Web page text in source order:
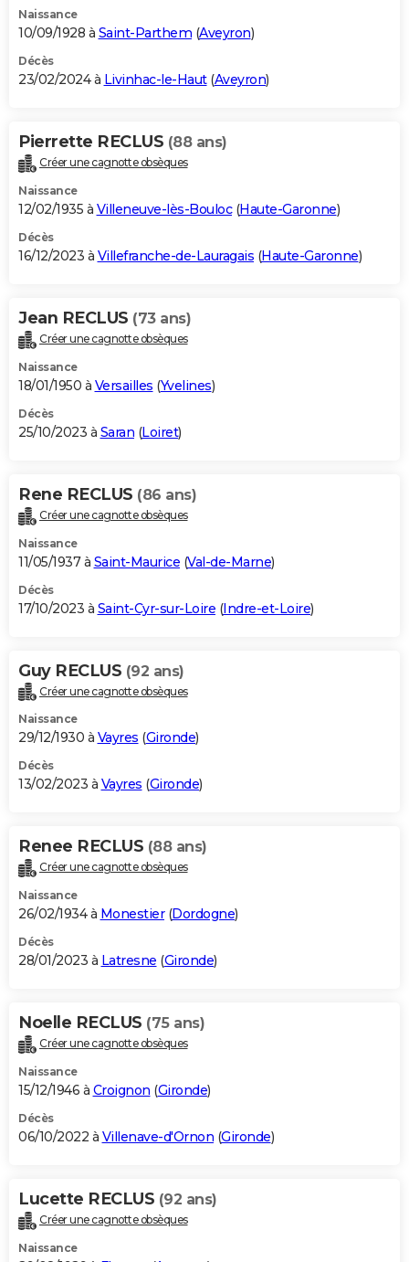
Naissance
10/09/1928 à Saint-Parthem (Aveyron)
Décès
23/02/2024 à Livinhac-le-Haut(Aveyron)
Pierrette RECLUS (88 ans)
Créer une cagnotte obsèques
Naissance
12/02/1935 à Villeneuve-lès-Bouloc(Haute-Garonne)
Décès
16/12/2023 à Villefranche-de-Lauragais (Haute-Garonne)
Jean RECLUS (73 ans)
Créer une cagnotte obsèques
Naissance
18/01/1950 à Versailles (Yvelines)
Décès
25/10/2023 à Saran (Loiret)
Rene RECLUS (86 ans)
Créer une cagnotte obsèques
Naissance
11/05/1937 à Saint-Maurice (Val-de-Marne)
Décès
17/10/2023 à Saint-Cyr-sur-Loire (Indre-et-Loire)
Guy RECLUS (92 ans)
Créer une cagnotte obsèques
Naissance
29/12/1930 à Vayres (Gironde)
Décès
13/02/2023 à Vayres (Gironde)
Renee RECLUS (88 ans)
Créer une cagnotte obsèques
Naissance
26/02/1934 à Monestier(Dordogne)
Décès
28/01/2023 à Latresne (Gironde)
Noelle RECLUS (75 ans)
Créer une cagnotte obsèques
Naissance
15/12/1946 à Croignon (Gironde)
Décès
06/10/2022 à Villenave-d'Ornon (Gironde)
Lucette RECLUS (92 ans)
Créer une cagnotte obsèques
Naissance